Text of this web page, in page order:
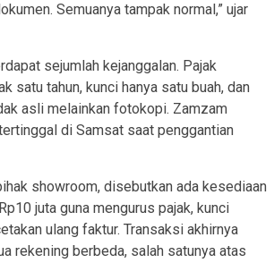
Semuanya tampak normal,” ujar
sejumlah kejanggalan. Pajak
satu tahun, kunci hanya satu buah, dan
asli melainkan fotokopi. Zamzam
di Samsat saat penggantian
showroom, disebutkan ada kesediaan
juta guna mengurus pajak, kunci
ulang faktur. Transaksi akhirnya
rekening berbeda, salah satunya atas